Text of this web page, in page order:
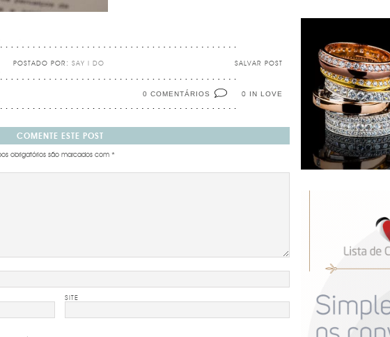
SALVAR POST
POSTADO POR: SAY I DO
0 IN LOVE
0 COMENTÁRIOS
COMENTE ESTE POST
obrigatórios são marcados com *
SITE